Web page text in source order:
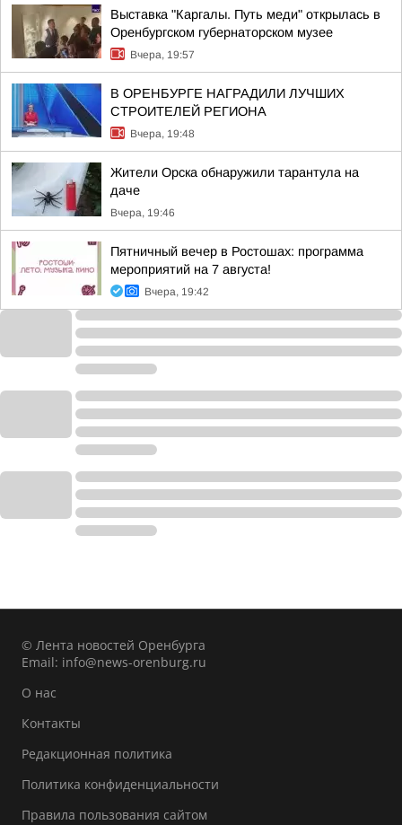
Выставка "Каргалы. Путь меди" открылась в
Оренбургском губернаторском музее
Вчера, 19:57
В ОРЕНБУРГЕ НАГРАДИЛИ ЛУЧШИХ
СТРОИТЕЛЕЙ РЕГИОНА
Вчера, 19:48
Жители Орска обнаружили тарантула на
даче
Вчера, 19:46
Пятничный вечер в Ростошах: программа
мероприятий на 7 августа!
Вчера, 19:42
© Лента новостей Оренбурга
Email: info@news-orenburg.ru
О нас
Контакты
Редакционная политика
Политика конфиденциальности
Правила пользования сайтом